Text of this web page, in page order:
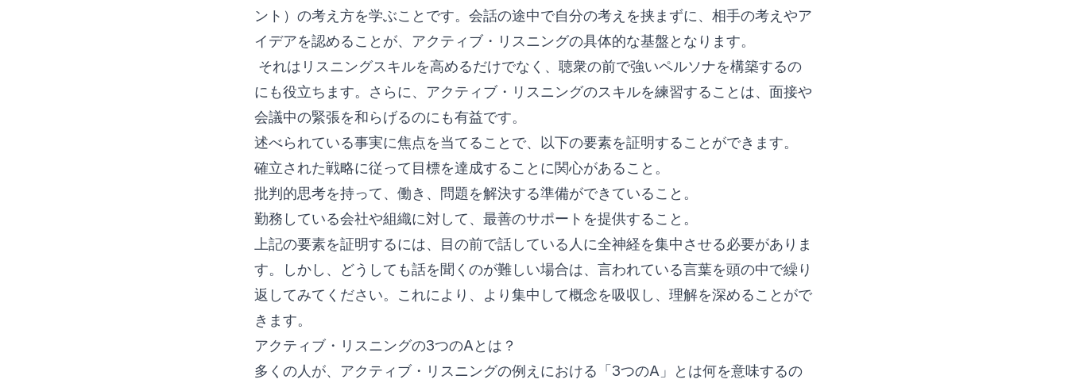
ント）の考え方を学ぶことです。会話の途中で自分の考えを挟まずに、相手の考えやア
イデアを認めることが、アクティブ・リスニングの具体的な基盤となります。
それはリスニングスキルを高めるだけでなく、聴衆の前で強いペルソナを構築するの
にも役立ちます。さらに、アクティブ・リスニングのスキルを練習することは、面接や
会議中の緊張を和らげるのにも有益です。
述べられている事実に焦点を当てることで、以下の要素を証明することができます。
確立された戦略に従って目標を達成することに関心があること。
批判的思考を持って、働き、問題を解決する準備ができていること。
勤務している会社や組織に対して、最善のサポートを提供すること。
上記の要素を証明するには、目の前で話している人に全神経を集中させる必要がありま
す。しかし、どうしても話を聞くのが難しい場合は、言われている言葉を頭の中で繰り
返してみてください。これにより、より集中して概念を吸収し、理解を深めることがで
きます。
アクティブ・リスニングの3つのAとは？
多くの人が、アクティブ・リスニングの例えにおける「3つのA」とは何を意味するの